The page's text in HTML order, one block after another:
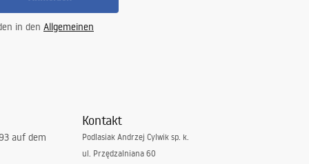
in den Allgemeinen
auf dem
Kontakt
Podlasiak Andrzej Cylwik sp. k.
ul. Przędzalniana 60